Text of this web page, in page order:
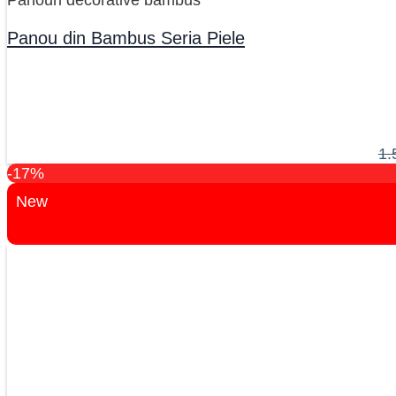
Panou din Bambus Seria Piele
-17%
New